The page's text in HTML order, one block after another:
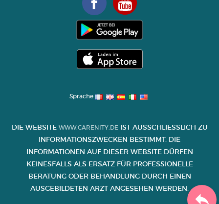
Sprache
DIE WEBSITE WWW.CARENITY.DEIST AUSSCHLIESSLICH ZU I
NFORMATIONSZWECKEN BESTIMMT. DIE I
NFORMATIONEN AUF DIESER WEBSITE DÜRFEN K
EINESFALLS ALS ERSATZ FÜR PROFESSIONELLE B
ERATUNG ODER BEHANDLUNG DURCH EINEN A
USGEBILDETEN ARZT ANGESEHEN WERDEN.